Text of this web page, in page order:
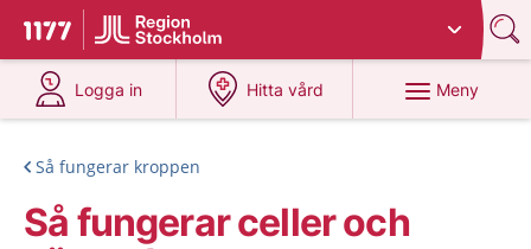
Till startsidan för 1177
Du har valt region
Logga in
på 1177.se
Hitta vård
på 1177.se
Meny
Så fungerar kroppen
Så fungerar celler och